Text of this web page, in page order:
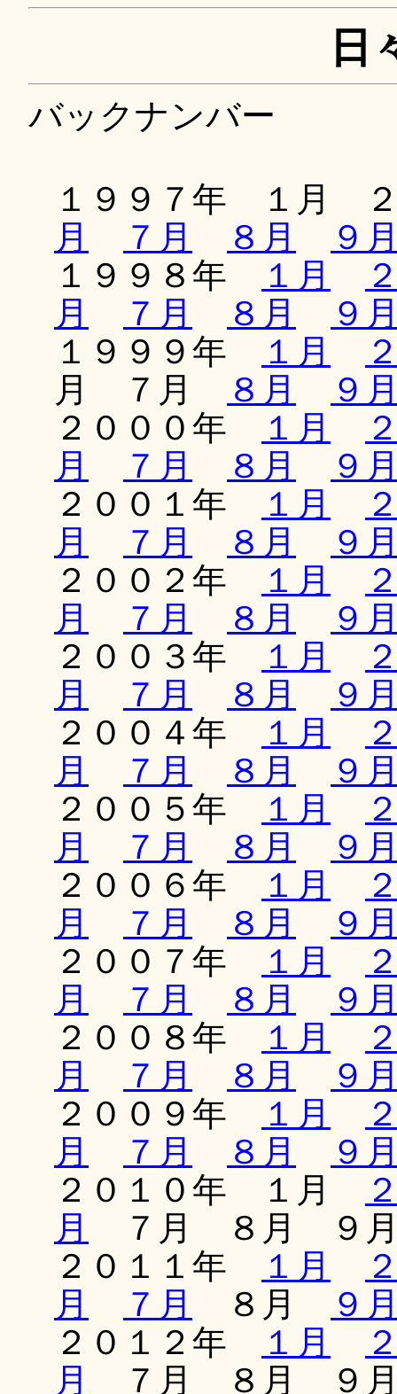
日
バックナンバー
１９９７年 １月
月
７月 ８月
９
１９９８年
１月
月
７月 ８月
９
１９９９年
１月
月 ７月
８月
９
２０００年
１月
月
７月 ８月
９
２００１年
１月
月
７月 ８月
９
２００２年
１月
月
７月 ８月
９
２００３年
１月
月
７月 ８月
９
２００４年
１月
月
７月 ８月
９
２００５年
１月
月
７月 ８月
９
２００６年
１月
月
７月 ８月
９
２００７年
１月
月
７月 ８月
９
２００８年
１月
月
７月 ８月
９
２００９年
１月
月
７月 ８月
９
２０１０年 １月
月
７月 ８月 ９
２０１１年
１月
月
７月 ８月
９
２０１２年
１月
月
７月 ８月 ９